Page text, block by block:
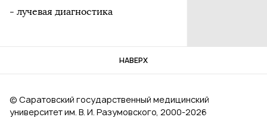
- лучевая диагностика
НАВЕРХ
© Саратовский государственный медицинский
университет им. В. И. Разумовского, 2000‑2026